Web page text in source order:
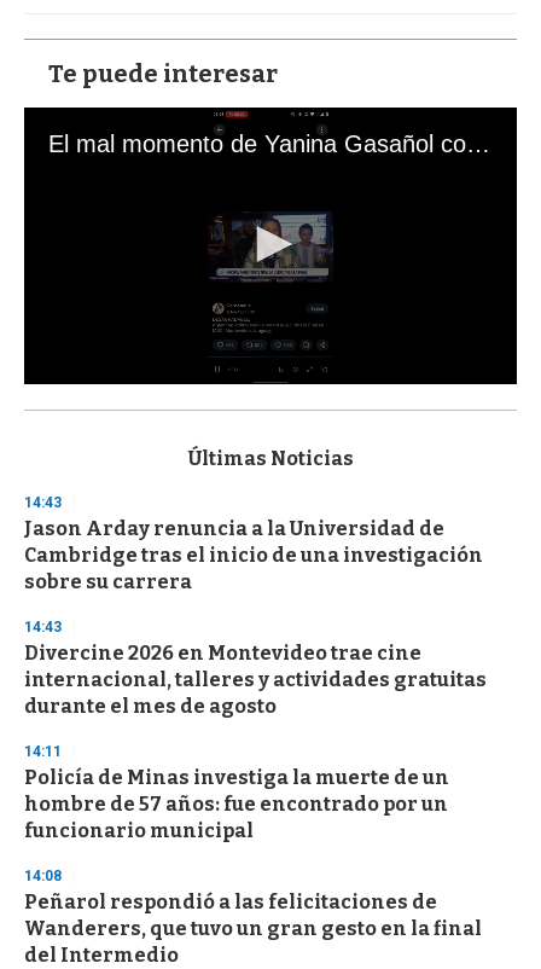
Te puede interesar
El mal momento de Yanina Gasañol con un hincha argentino en "Subrayado"
s
d
s
o
f
3
s
e
c
o
n
s
Últimas Noticias
14:43
Jason Arday renuncia a la Universidad de
Cambridge tras el inicio de una investigación
sobre su carrera
14:43
Divercine 2026 en Montevideo trae cine
internacional, talleres y actividades gratuitas
durante el mes de agosto
14:11
Policía de Minas investiga la muerte de un
hombre de 57 años: fue encontrado por un
funcionario municipal
14:08
Peñarol respondió a las felicitaciones de
Wanderers, que tuvo un gran gesto en la final
del Intermedio